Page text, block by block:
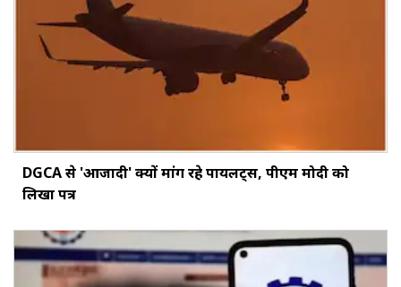
DGCA से 'आजादी' क्यों मांग रहे पायलट्स, पीएम मोदी को
लिखा पत्र